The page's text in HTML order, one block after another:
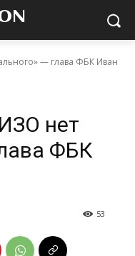
— глава ФБК Иван
нет
ФБК
53